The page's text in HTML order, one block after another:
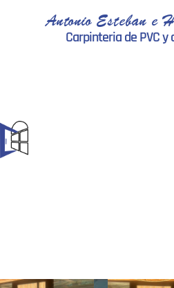
Antonio Esteban e
Carpinteria de PVC y